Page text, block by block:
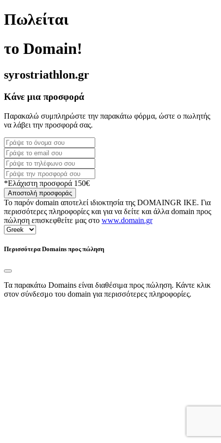
Πωλείται
το Domain!
syrostriathlon.gr
Κάνε μια προσφορά
Παρακαλώ συμπληρώστε την παρακάτω φόρμα, ώστε ο πωλητής
να λάβει την προσφορά σας.
*Ελάχιστη προσφορά 150€
Αποστολή προσφοράς
Το παρόν domain αποτελεί ιδιοκτησία της DOMAINGR ΙΚΕ. Για
περισσότερες πληροφορίες και για να δείτε και άλλα domain προς
πώληση επισκεφθείτε μας στο www.domain.gr
Περισσότερα Domains προς πώληση
Τα παρακάτω Domains είναι διαθέσιμα προς πώληση. Κάντε κλικ
στον σύνδεσμο του domain για περισσότερες πληροφορίες.